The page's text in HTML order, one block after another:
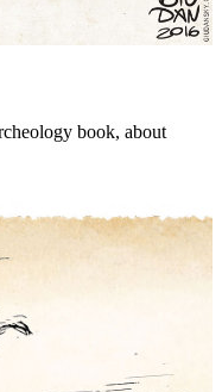
book, about